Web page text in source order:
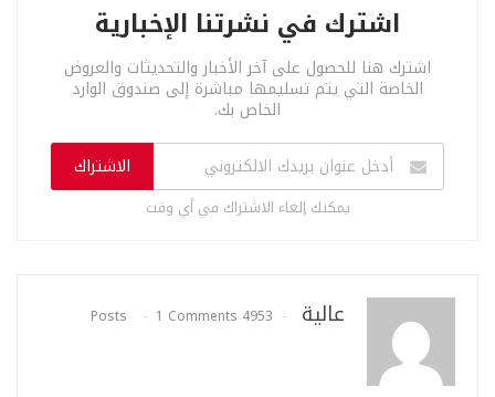
اشترك في نشرتنا الإخبارية
اشترك هنا للحصول على آخر الأخبار والتحديثات والعروض
الخاصة التي يتم تسليمها مباشرة إلى صندوق الوارد
الخاص بك.
الاشتراك
يمكنك إلغاء الاشتراك في أي وقت
عالية 4953 Posts
1 Comments